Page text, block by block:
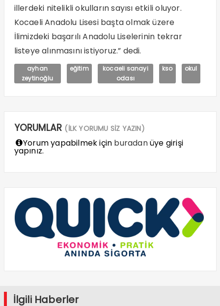
illerdeki nitelikli okulların sayısı etkili oluyor.
Kocaeli Anadolu Lisesi başta olmak üzere
İlimizdeki başarılı Anadolu Liselerinin tekrar
listeye alınmasını istiyoruz.” dedi.
ayhan
zeytinoğlu
eğitim
kocaeli sanayi
odası
kso okul
YORUMLAR (İLK YORUMU SİZ YAZIN)
Yorum yapabilmek için buradanüye girişi
yapınız.
İlgili Haberler